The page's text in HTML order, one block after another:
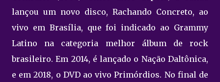
lançou um novo disco, Rachando Concreto, ao
vivo em Brasília, que foi indicado ao Grammy
Latino na categoria melhor álbum de rock
brasileiro. Em 2014, é lançado o Nação Daltônica,
e em 2018, o DVD ao vivo Primórdios. No final de